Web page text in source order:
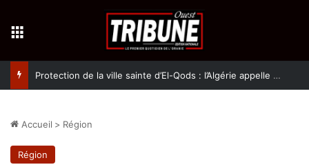
Protection de la ville sainte d’El-Qods : l’Algérie appelle à une action collective
Accueil > Région
Région